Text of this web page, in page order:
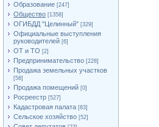
Образование [247]
Общество [1358]
ОГИБДД "Целинный" [329]
Официальные выступления
руководителей [6]
ОТ и ТО [2]
Предпринимательство [228]
Продажа земельных участков
[58]
Продажа помещений [0]
Росреестр [527]
Кадастровая палата [83]
Сельское хозяйство [52]